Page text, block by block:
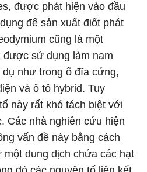
được phát hiện vào đầu
để sản xuất điốt phát
cũng là một
được sử dụng làm nam
như trong ổ đĩa cứng,
và ô tô hybrid. Tuy
này rất khó tách biệt với
Các nhà nghiên cứu hiện
vấn đề này bằng cách
một dung dịch chứa các hạt